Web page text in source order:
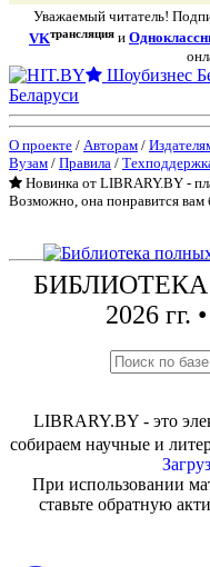
Уважаемый читатель!
VKтрансляция и
Шоубизнес
Беларуси
О проекте / Авторам /
Вузам / Правила /
Новинка от LIBRARY.BY -
Возможно, она понравится вам
БИБЛИОТЕКА
2026 гг.
LIBRARY.BY - это
собираем научные и
При использовании
ставьте обратную